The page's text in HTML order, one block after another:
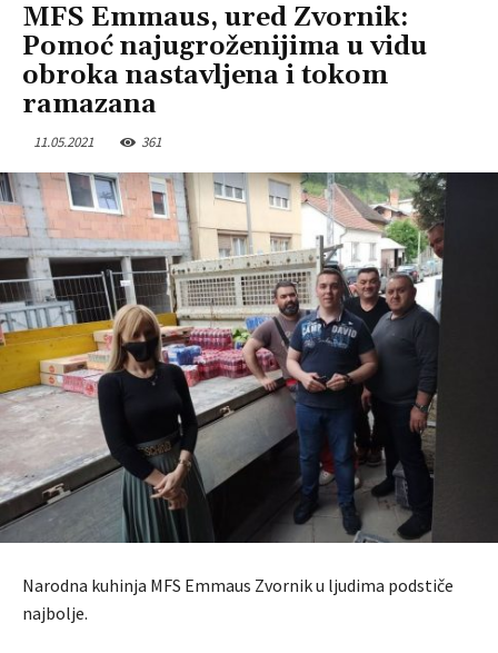
MFS Emmaus, ured Zvornik:
Pomoć najugroženijima u vidu
obroka nastavljena i tokom
ramazana
11.05.2021 361
Narodna kuhinja MFS Emmaus Zvornik u ljudima podstiče
najbolje.